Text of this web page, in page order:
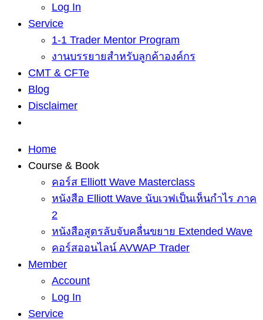
Log In
Service
1-1 Trader Mentor Program
งานบรรยายสำหรับลูกค้าองค์กร
CMT & CFTe
Blog
Disclaimer
Home
Course & Book
คอร์ส Elliott Wave Masterclass
หนังสือ Elliott Wave นับเวฟเป็นเห็นกำไร ภาค
2
หนังสือสูตรลับจับคลื่นขยาย Extended Wave
คอร์สออนไลน์ AVWAP Trader
Member
Account
Log In
Service